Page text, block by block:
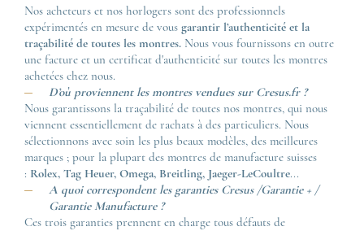
Nos acheteurs et nos horlogers sont des professionnels
expérimentés en mesure de vous garantir l’authenticité et la
traçabilité de toutes les montres. Nous vous fournissons en outre
une facture et un certificat d'authenticité sur toutes les montres
achetées chez nous.
D’où proviennent les montres vendues sur Cresus.fr ?
Nous garantissons la traçabilité de toutes nos montres, qui nous
viennent essentiellement de rachats à des particuliers. Nous
sélectionnons avec soin les plus beaux modèles, des meilleures
marques ; pour la plupart des montres de manufacture suisses
: Rolex, Tag Heuer, Omega, Breitling, Jaeger-LeCoultre...
A quoi correspondent les garanties Cresus /Garantie + /
Garantie Manufacture ?
Ces trois garanties prennent en charge tous défauts de